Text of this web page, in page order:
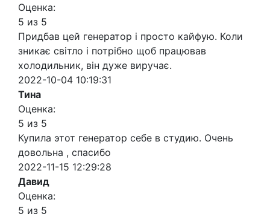
Оценка:
5 из 5
Придбав цей генератор і просто кайфую. Коли
зникає світло і потрібно щоб працював
холодильник, він дуже виручає.
2022-10-04 10:19:31
Тина
Оценка:
5 из 5
Купила этот генератор себе в студию. Очень
довольна , спасибо
2022-11-15 12:29:28
Давид
Оценка:
5 из 5